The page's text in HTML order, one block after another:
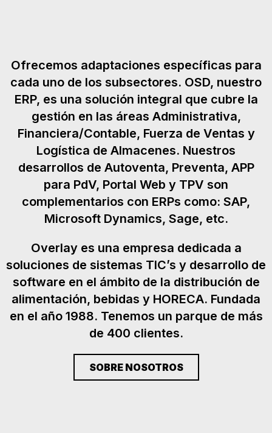
Ofrecemos adaptaciones específicas para
cada uno de los subsectores. OSD, nuestro
ERP, es una solución integral que cubre la
gestión en las áreas Administrativa,
Financiera/Contable, Fuerza de Ventas y
Logística de Almacenes. Nuestros
desarrollos de Autoventa, Preventa, APP
para PdV, Portal Web y TPV son
complementarios con ERPs como: SAP,
Microsoft Dynamics, Sage, etc.
Overlay es una empresa dedicada a
soluciones de sistemas TIC’s y desarrollo de
software en el ámbito de la distribución de
alimentación, bebidas y HORECA. Fundada
en el año 1988. Tenemos un parque de más
de 400 clientes.
SOBRE NOSOTROS